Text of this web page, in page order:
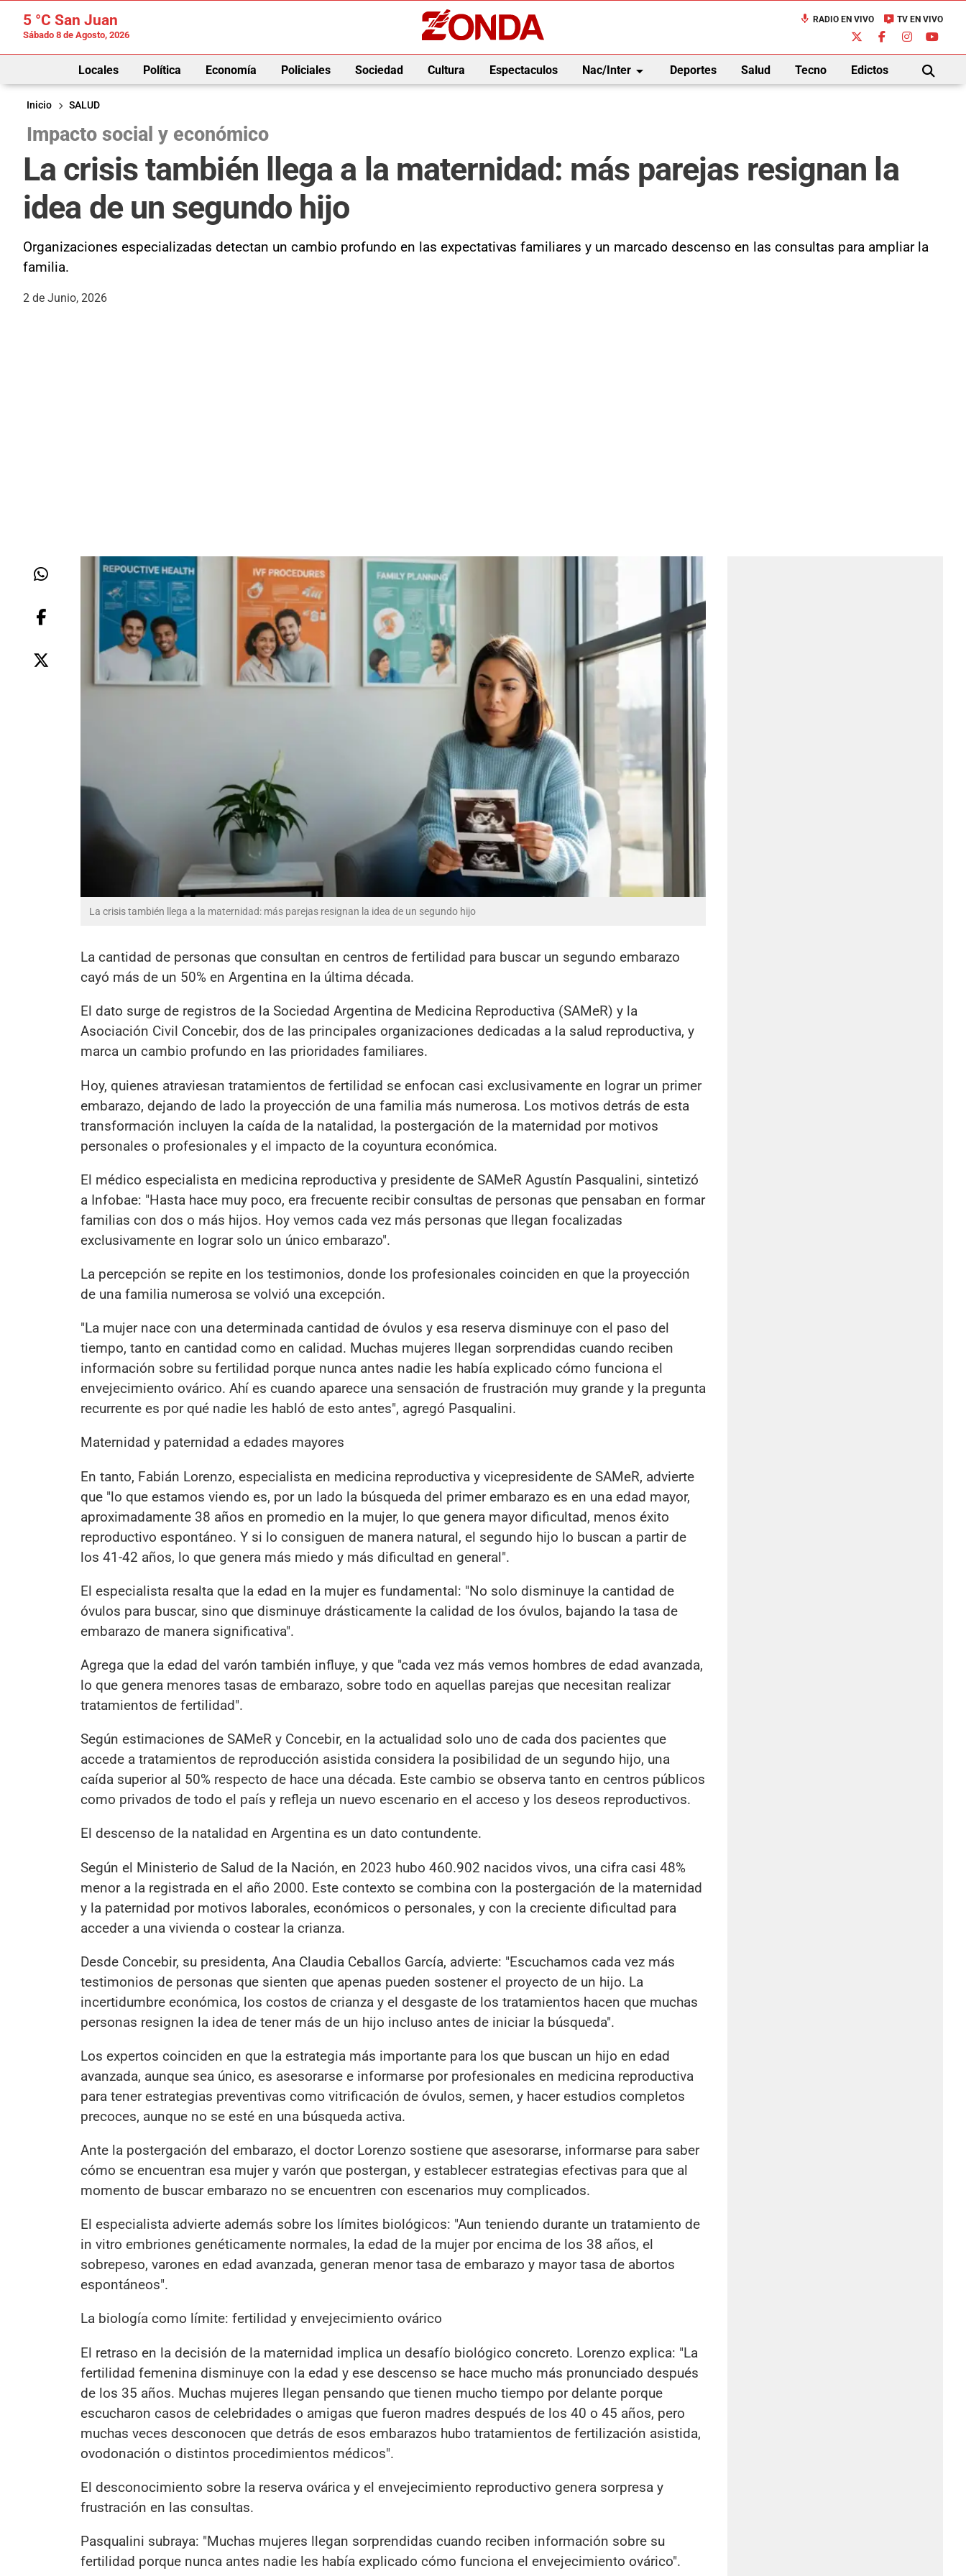
5 °C San Juan
Sábado 8 de Agosto, 2026
mic RADIO EN VIVO live_tv TV EN VIVO
Locales Política Economía Policiales Sociedad Cultura Espectaculos Nac/Interarrow_drop_down Deportes Salud Tecno Edictos
BUSCAR
Inicio
SALUD
Impacto social y económico
La crisis también llega a la maternidad: más parejas resignan la
idea de un segundo hijo
Organizaciones especializadas detectan un cambio profundo en las expectativas familiares y un marcado descenso en las consultas para ampliar la
familia.
2 de Junio, 2026
La crisis también llega a la maternidad: más parejas resignan la idea de un segundo hijo
La cantidad de personas que consultan en centros de fertilidad para buscar un segundo embarazo
cayó más de un 50% en Argentina en la última década.
El dato surge de registros de la Sociedad Argentina de Medicina Reproductiva (SAMeR) y la
Asociación Civil Concebir, dos de las principales organizaciones dedicadas a la salud reproductiva, y
marca un cambio profundo en las prioridades familiares.
Hoy, quienes atraviesan tratamientos de fertilidad se enfocan casi exclusivamente en lograr un primer
embarazo, dejando de lado la proyección de una familia más numerosa. Los motivos detrás de esta
transformación incluyen la caída de la natalidad, la postergación de la maternidad por motivos
personales o profesionales y el impacto de la coyuntura económica.
El médico especialista en medicina reproductiva y presidente de SAMeR Agustín Pasqualini, sintetizó
a Infobae: "Hasta hace muy poco, era frecuente recibir consultas de personas que pensaban en formar
familias con dos o más hijos. Hoy vemos cada vez más personas que llegan focalizadas
exclusivamente en lograr solo un único embarazo".
La percepción se repite en los testimonios, donde los profesionales coinciden en que la proyección
de una familia numerosa se volvió una excepción.
"La mujer nace con una determinada cantidad de óvulos y esa reserva disminuye con el paso del
tiempo, tanto en cantidad como en calidad. Muchas mujeres llegan sorprendidas cuando reciben
información sobre su fertilidad porque nunca antes nadie les había explicado cómo funciona el
envejecimiento ovárico. Ahí es cuando aparece una sensación de frustración muy grande y la pregunta
recurrente es por qué nadie les habló de esto antes", agregó Pasqualini.
Maternidad y paternidad a edades mayores
En tanto, Fabián Lorenzo, especialista en medicina reproductiva y vicepresidente de SAMeR, advierte
que "lo que estamos viendo es, por un lado la búsqueda del primer embarazo es en una edad mayor,
aproximadamente 38 años en promedio en la mujer, lo que genera mayor dificultad, menos éxito
reproductivo espontáneo. Y si lo consiguen de manera natural, el segundo hijo lo buscan a partir de
los 41-42 años, lo que genera más miedo y más dificultad en general".
El especialista resalta que la edad en la mujer es fundamental: "No solo disminuye la cantidad de
óvulos para buscar, sino que disminuye drásticamente la calidad de los óvulos, bajando la tasa de
embarazo de manera significativa".
Agrega que la edad del varón también influye, y que "cada vez más vemos hombres de edad avanzada,
lo que genera menores tasas de embarazo, sobre todo en aquellas parejas que necesitan realizar
tratamientos de fertilidad".
Según estimaciones de SAMeR y Concebir, en la actualidad solo uno de cada dos pacientes que
accede a tratamientos de reproducción asistida considera la posibilidad de un segundo hijo, una
caída superior al 50% respecto de hace una década. Este cambio se observa tanto en centros públicos
como privados de todo el país y refleja un nuevo escenario en el acceso y los deseos reproductivos.
El descenso de la natalidad en Argentina es un dato contundente.
Según el Ministerio de Salud de la Nación, en 2023 hubo 460.902 nacidos vivos, una cifra casi 48%
menor a la registrada en el año 2000. Este contexto se combina con la postergación de la maternidad
y la paternidad por motivos laborales, económicos o personales, y con la creciente dificultad para
acceder a una vivienda o costear la crianza.
Desde Concebir, su presidenta, Ana Claudia Ceballos García, advierte: "Escuchamos cada vez más
testimonios de personas que sienten que apenas pueden sostener el proyecto de un hijo. La
incertidumbre económica, los costos de crianza y el desgaste de los tratamientos hacen que muchas
personas resignen la idea de tener más de un hijo incluso antes de iniciar la búsqueda".
Los expertos coinciden en que la estrategia más importante para los que buscan un hijo en edad
avanzada, aunque sea único, es asesorarse e informarse por profesionales en medicina reproductiva
para tener estrategias preventivas como vitrificación de óvulos, semen, y hacer estudios completos
precoces, aunque no se esté en una búsqueda activa.
Ante la postergación del embarazo, el doctor Lorenzo sostiene que asesorarse, informarse para saber
cómo se encuentran esa mujer y varón que postergan, y establecer estrategias efectivas para que al
momento de buscar embarazo no se encuentren con escenarios muy complicados.
El especialista advierte además sobre los límites biológicos: "Aun teniendo durante un tratamiento de
in vitro embriones genéticamente normales, la edad de la mujer por encima de los 38 años, el
sobrepeso, varones en edad avanzada, generan menor tasa de embarazo y mayor tasa de abortos
espontáneos".
La biología como límite: fertilidad y envejecimiento ovárico
El retraso en la decisión de la maternidad implica un desafío biológico concreto. Lorenzo explica: "La
fertilidad femenina disminuye con la edad y ese descenso se hace mucho más pronunciado después
de los 35 años. Muchas mujeres llegan pensando que tienen mucho tiempo por delante porque
escucharon casos de celebridades o amigas que fueron madres después de los 40 o 45 años, pero
muchas veces desconocen que detrás de esos embarazos hubo tratamientos de fertilización asistida,
ovodonación o distintos procedimientos médicos".
El desconocimiento sobre la reserva ovárica y el envejecimiento reproductivo genera sorpresa y
frustración en las consultas.
Pasqualini subraya: "Muchas mujeres llegan sorprendidas cuando reciben información sobre su
fertilidad porque nunca antes nadie les había explicado cómo funciona el envejecimiento ovárico".